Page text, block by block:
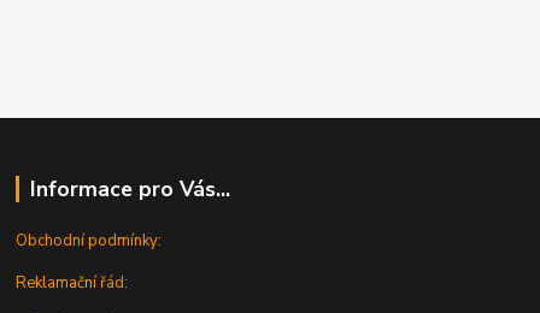
Informace pro Vás...
Obchodní podmínky:
Reklamační řád: